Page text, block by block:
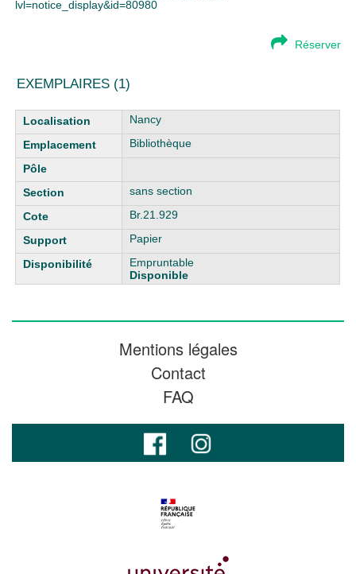
lvl=notice_display&id=80980
Réserver
EXEMPLAIRES (1)
Liste des exemplaires
Nancy
Bibliothèque
sans section
Br.21.929
Papier
Empruntable
Disponible
Mentions légales
Contact
FAQ